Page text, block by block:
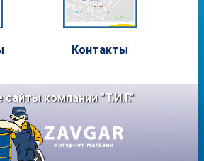
Контакты
сайты компании "Т.И.Г."